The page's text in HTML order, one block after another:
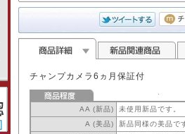
2/2
チャンプカメラ6ヵ月保証付
AA (新品)
未使用新品です。
A (美品)
新品同様の美品で